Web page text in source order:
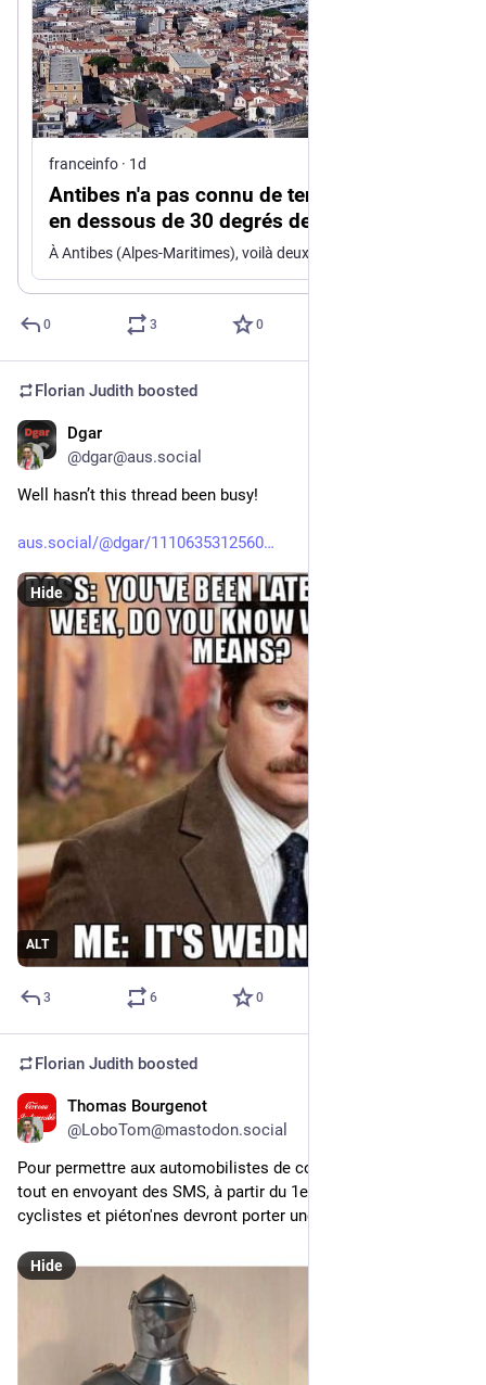
franceinfo · 1d
Antibes n'a pas connu de températures
en dessous de 30 degrés depuis deux
mois
0 3 0
Florian Judith boosted
Dgar
@dgar@aus.social
Well hasn’t this thread been busy!
aus.social/@dgar/1110635312560
ALT
Hide
3 6 0
Florian Judith boosted
Thomas Bourgenot
@LoboTom@mastodon.social
Pour permettre aux automobilistes de continuer de conduire
tout en envoyant des SMS, à partir du 1er janvier 2027,
cyclistes et piéton'nes devront porter une armure intégrale.
Hide